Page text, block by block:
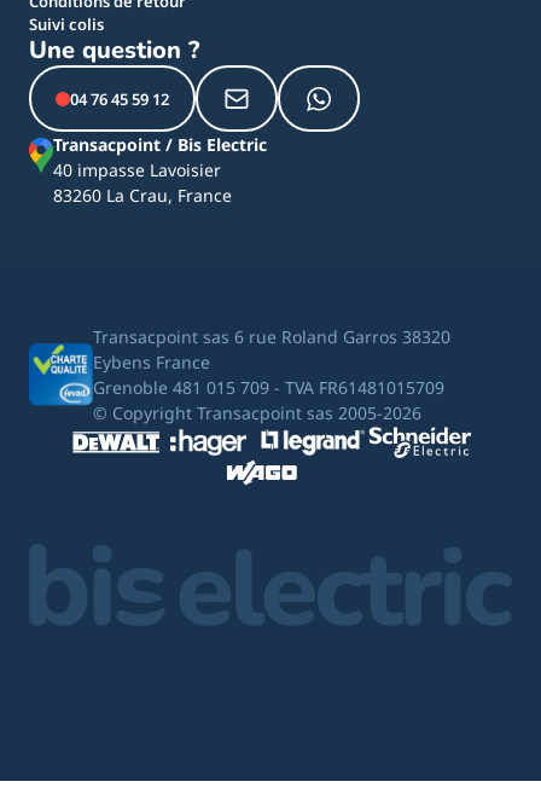
Suivi colis
Une question ?
04 76 45 59 12
Transacpoint / Bis Electric
40 impasse Lavoisier
83260 La Crau, France
Transacpoint sas 6 rue Roland Garros 38320
Eybens France
Grenoble 481 015 709 - TVA FR61481015709
© Copyright Transacpoint sas 2005-2026